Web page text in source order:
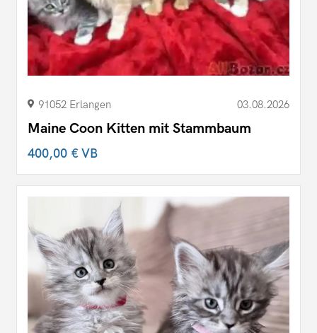
91052 Erlangen 03.08.2026
Maine Coon Kitten mit Stammbaum
400,00 €VB